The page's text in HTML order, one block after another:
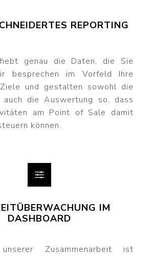
REPORTING
genau die Daten, die Sie
besprechen im Vorfeld Ihre
und gestalten sowohl die
auch die Auswertung so, dass
am Point of Sale damit
können.
IM
DASHBOARD
Zusammenarbeit ist